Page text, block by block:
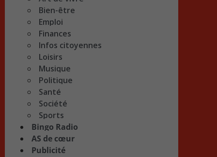
Bien-être
Emploi
Finances
Infos citoyennes
Loisirs
Musique
Politique
Santé
Société
Sports
Bingo Radio
AS de cœur
Publicité